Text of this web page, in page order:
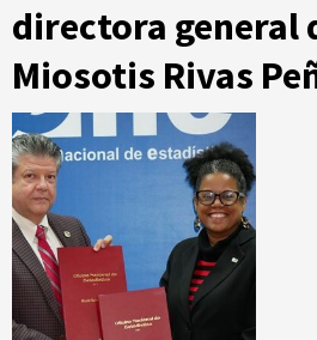
directora general
Miosotis Rivas